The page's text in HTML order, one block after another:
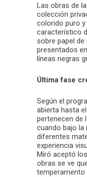
Las obras de
colección
colorido puro
característico
sobre papel
presentados
líneas negras
Última fase
Según el
abierta hasta
pertenecen de
cuando bajo la
diferentes
experiencia
Miró aceptó
obras se ve
temperamento